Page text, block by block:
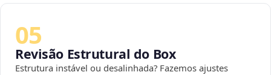
05
Revisão Estrutural do Box
Estrutura instável ou desalinhada? Fazemos ajustes